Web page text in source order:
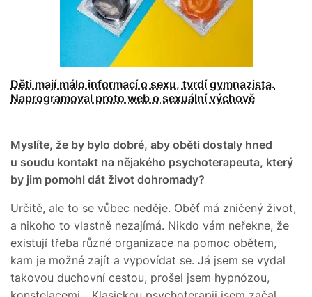
Děti mají málo informací o sexu, tvrdí gymnazista.
Naprogramoval proto web o sexuální výchově
Myslíte, že by bylo dobré, aby oběti dostaly hned
u soudu kontakt na nějakého psychoterapeuta, který
by jim pomohl dát život dohromady?
Určitě, ale to se vůbec neděje. Oběť má zničený život,
a nikoho to vlastně nezajímá. Nikdo vám neřekne, že
existují třeba různé organizace na pomoc obětem,
kam je možné zajít a vypovídat se. Já jsem se vydal
takovou duchovní cestou, prošel jsem hypnózou,